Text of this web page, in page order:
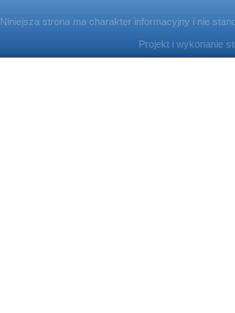
Niniejsza strona ma charakter informacyjny i nie
Projekt i wykonanie